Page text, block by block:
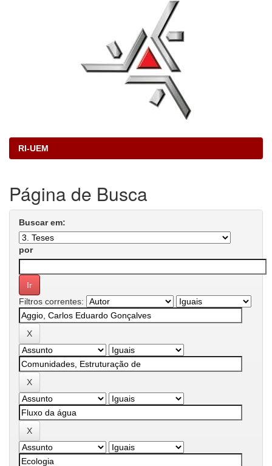
RI-UEM
Página de Busca
Buscar em:
por
Filtros correntes: